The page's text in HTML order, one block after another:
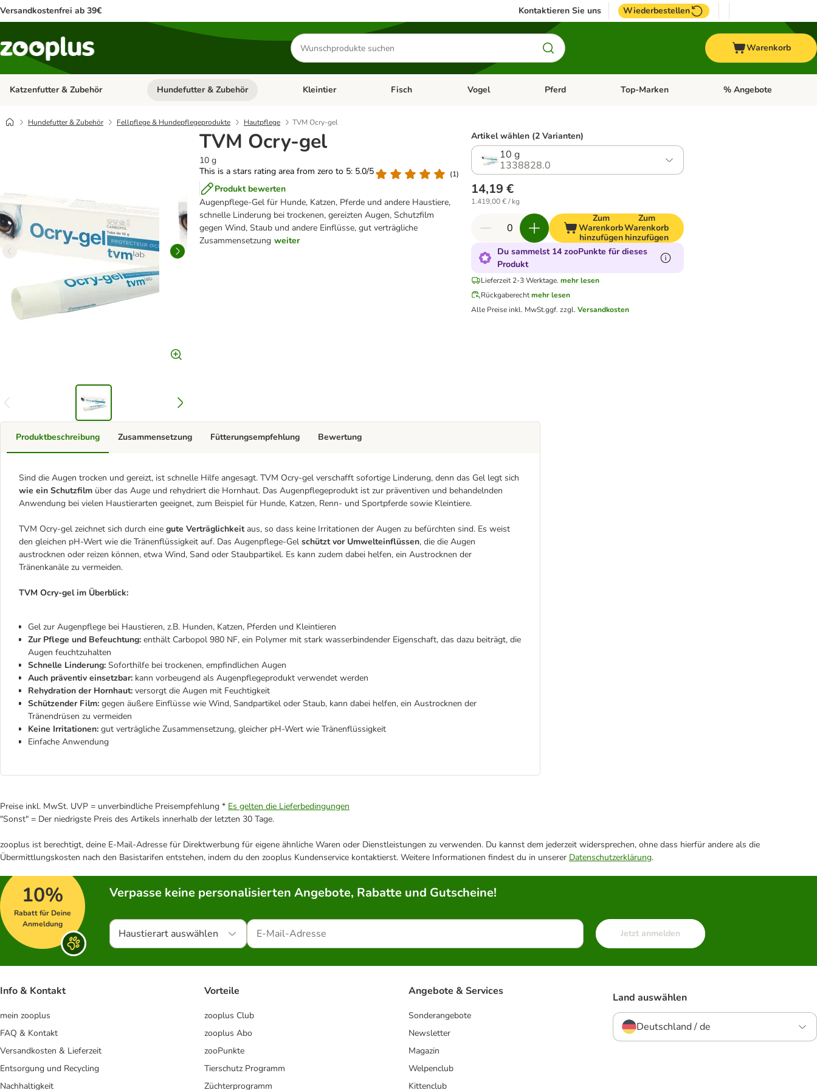
Versandkostenfrei ab 39€ Kontaktieren Sie uns Wiederbestellen
Produkte
suchen
Warenkorb
Katzenfutter & Zubehör Kategorie-Menü öffnen: Katzenfutter & Zubehör
Hundefutter & Zubehör Kategorie-Menü öffnen: Hundefutter & Zubehör
Kleintier Kategorie-Menü öffnen: Kleintier
Fisch Kategorie-Menü öffnen: Fisch
Vogel Kategorie-Menü öffnen: Vogel
Pferd Kategorie-Menü öffnen: Pferd
Top-Marken Kategorie-Menü öffnen:
% Angebote
Hundefutter & Zubehör Fellpflege & Hundepflegeprodukte Hautpflege TVM Ocry-gel
TVM Ocry-gel
10 g
This is a stars rating area from zero to 5: 5.0/5
(1)
Produkt bewerten
Augenpflege-Gel für Hunde, Katzen, Pferde und andere Haustiere,
schnelle Linderung bei trockenen, gereizten Augen, Schutzfilm
gegen Wind, Staub und andere Einflüsse, gut verträgliche
Zusammensetzung weiter
Artikel wählen (2 Varianten)
10 g
1338828.0
14,19 €
1.419,00 € / kg
Zum
Warenkorb
hinzufügen
Zum
Warenkorb
hinzufügen
Du sammelst 14 zooPunkte für dieses
Produkt
Lieferzeit 2-3 Werktage. mehr lesen
Rückgaberechtmehr lesen
Alle Preise inkl. MwSt.ggf. zzgl.Versandkosten
Produktbeschreibung
Sind die Augen trocken und gereizt, ist schnelle Hilfe angesagt. TVM Ocry-gel verschafft sofortige Linderung, denn das Gel legt sich
wie ein Schutzfilm über das Auge und rehydriert die Hornhaut. Das Augenpflegeprodukt ist zur präventiven und behandelnden
Anwendung bei vielen Haustierarten geeignet, zum Beispiel für Hunde, Katzen, Renn- und Sportpferde sowie Kleintiere.
TVM Ocry-gel zeichnet sich durch eine gute Verträglichkeitaus, so dass keine Irritationen der Augen zu befürchten sind. Es weist
den gleichen pH-Wert wie die Tränenflüssigkeit auf. Das Augenpflege-Gel schützt vor Umwelteinflüssen, die die Augen
austrocknen oder reizen können, etwa Wind, Sand oder Staubpartikel. Es kann zudem dabei helfen, ein Austrocknen der
Tränenkanäle zu vermeiden.
TVM Ocry-gel im Überblick:
Gel zur Augenpflege bei Haustieren, z.B. Hunden, Katzen, Pferden und Kleintieren
Zur Pflege und Befeuchtung: enthält Carbopol 980 NF, ein Polymer mit stark wasserbindender Eigenschaft, das dazu beiträgt, die
Augen feuchtzuhalten
Schnelle Linderung: Soforthilfe bei trockenen, empfindlichen Augen
Auch präventiv einsetzbar: kann vorbeugend als Augenpflegeprodukt verwendet werden
Rehydration der Hornhaut: versorgt die Augen mit Feuchtigkeit
Schützender Film: gegen äußere Einflüsse wie Wind, Sandpartikel oder Staub, kann dabei helfen, ein Austrocknen der
Tränendrüsen zu vermeiden
Keine Irritationen: gut verträgliche Zusammensetzung, gleicher pH-Wert wie Tränenflüssigkeit
Einfache Anwendung
Zusammensetzung Fütterungsempfehlung Bewertung
Preise inkl. MwSt. UVP = unverbindliche Preisempfehlung * Es gelten die Lieferbedingungen
"Sonst" = Der niedrigste Preis des Artikels innerhalb der letzten 30 Tage.
zooplus ist berechtigt, deine E-Mail-Adresse für Direktwerbung für eigene ähnliche Waren oder Dienstleistungen zu verwenden. Du kannst dem jederzeit widersprechen, ohne dass hierfür andere als die
Übermittlungskosten nach den Basistarifen entstehen, indem du den zooplus Kundenservice kontaktierst. Weitere Informationen findest du in unserer Datenschutzerklärung.
10%
Rabatt für Deine
Anmeldung
Verpasse keine personalisierten Angebote, Rabatte und Gutscheine!
Haustierart auswählen Jetzt anmelden
Info & Kontakt
mein zooplus
FAQ & Kontakt
Versandkosten & Lieferzeit
Entsorgung und Recycling
Nachhaltigkeit
Vorteile
zooplus Club
zooplus Abo
zooPunkte
Tierschutz Programm
Züchterprogramm
Angebote & Services
Sonderangebote
Newsletter
Magazin
Welpenclub
Kittenclub
Land auswählen
Deutschland / de